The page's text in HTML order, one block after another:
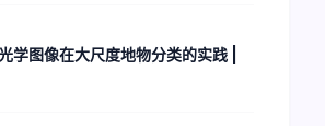
学图像在大尺度地物分类的实践 |